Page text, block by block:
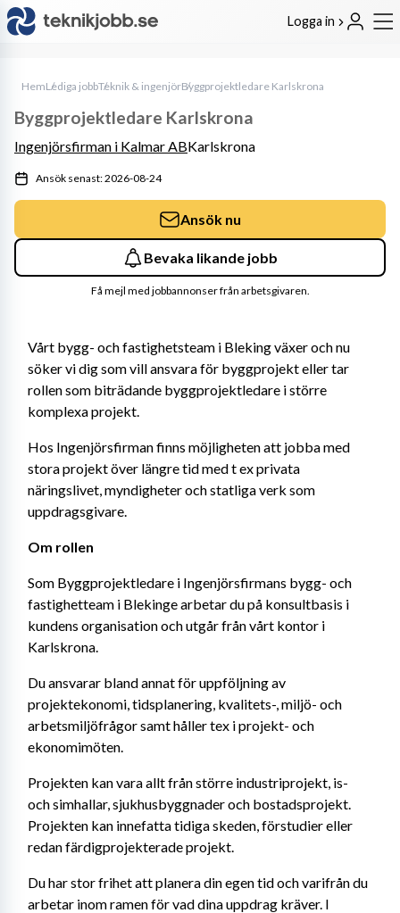
Logga in
HemLediga jobbTeknik & ingenjörByggprojektledare Karlskrona
Vårt bygg- och fastighetsteam i Bleking växer och nu
söker vi dig som vill ansvara för byggprojekt eller tar
rollen som biträdande byggprojektledare i större
komplexa projekt.
Hos Ingenjörsfirman finns möjligheten att jobba med
stora projekt över längre tid med t ex privata
näringslivet, myndigheter och statliga verk som
uppdragsgivare.
Om rollen
Som Byggprojektledare i Ingenjörsfirmans bygg- och
fastighetteam i Blekinge arbetar du på konsultbasis i
kundens organisation och utgår från vårt kontor i
Karlskrona.
Du ansvarar bland annat för uppföljning av
projektekonomi, tidsplanering, kvalitets-, miljö- och
arbetsmiljöfrågor samt håller tex i projekt- och
ekonomimöten.
Projekten kan vara allt från större industriprojekt, is-
och simhallar, sjukhusbyggnader och bostadsprojekt.
Projekten kan innefatta tidiga skeden, förstudier eller
redan färdigprojekterade projekt.
Du har stor frihet att planera din egen tid och varifrån du
arbetar inom ramen för vad dina uppdrag kräver. I
Byggprojektledare Karlskrona
Ingenjörsfirman i Kalmar ABKarlskrona
Ansök senast: 2026-08-24
Ansök nu
Bevaka likande jobb
Få mejl med jobbannonser från arbetsgivaren.